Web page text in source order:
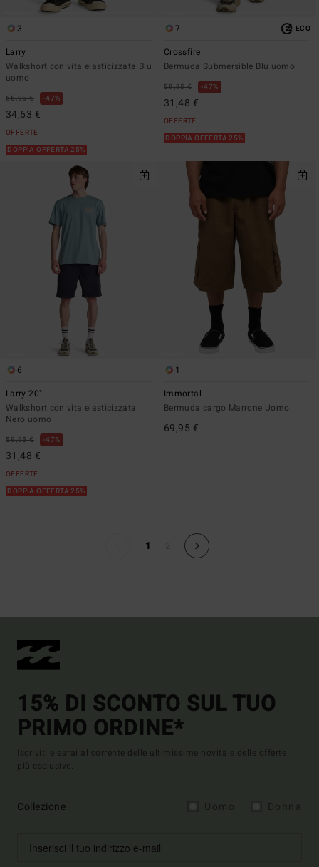
3
Larry
Walkshort con vita elasticizzata Blu
uomo
65,95 € 47%
34,63 €
OFFERTE
DOPPIA OFFERTA 25%
7 ECO
Crossfire
Bermuda Submersible Blu uomo
59,95 € 47%
31,48 €
OFFERTE
DOPPIA OFFERTA 25%
6
Larry 20"
Walkshort con vita elasticizzata
Nero uomo
59,95 € 47%
31,48 €
OFFERTE
DOPPIA OFFERTA 25%
1
Immortal
Bermuda cargo Marrone Uomo
69,95 €
1
15% DI SCONTO SUL TUO
PRIMO ORDINE*
Iscriviti e sarai al corrente delle ultimissime novità e delle offerte
più esclusive.
Collezione